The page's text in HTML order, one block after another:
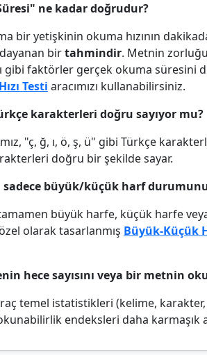
ne kadar doğrudur?
bir yetişkinin okuma hızının
birtahmindir. Metnin
gibi faktörler gerçek okuma süresini
Testi aracımızı kullanabilirsiniz.
karakterleri doğru sayıyor mu?
"ç, ğ, ı, ö, ş, ü" gibi Türkçe
doğru bir şekilde sayar.
sadece büyük/küçük harf
büyük harfe, küçük harfe
olarak tasarlanmış Büyük-Küçük
hece sayısını veya bir metnin
temel istatistikleri (kelime,
endeksleri daha